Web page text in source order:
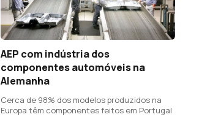
AEP com indústria dos
componentes automóveis na
Alemanha
Cerca de 98% dos modelos produzidos na
Europa têm componentes feitos em Portugal